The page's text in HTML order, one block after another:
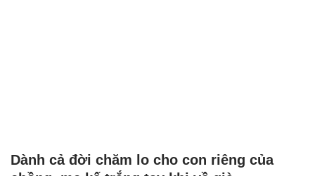
Dành cả đời chăm lo cho con riêng của